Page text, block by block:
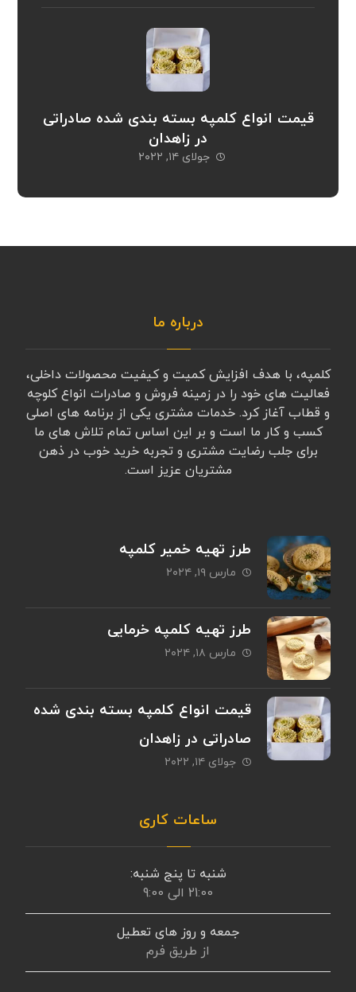
قیمت انواع کلمپه بسته بندی شده صادراتی
در زاهدان
جولای ۱۴, ۲۰۲۲
درباره ما
کلمپه، با هدف افزایش کمیت و کیفیت محصولات داخلی،
فعالیت های خود را در زمینه فروش و صادرات انواع کلوچه
و قطاب آغاز کرد. خدمات مشتری یکی از برنامه های اصلی
کسب و کار ما است و بر این اساس تمام تلاش های ما
برای جلب رضایت مشتری و تجربه خرید خوب در ذهن
مشتریان عزیز است.
طرز تهیه خمیر کلمپه
مارس ۱۹, ۲۰۲۴
طرز تهیه کلمپه خرمایی
مارس ۱۸, ۲۰۲۴
قیمت انواع کلمپه بسته بندی شده
صادراتی در زاهدان
جولای ۱۴, ۲۰۲۲
ساعات کاری
شنبه تا پنج شنبه:
21:00 الی 9:00
جمعه و روز های تعطیل
از طریق فرم